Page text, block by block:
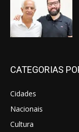
CATEGORIAS
Cidades
Nacionais
Cultura